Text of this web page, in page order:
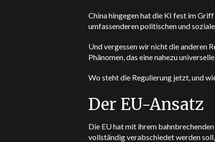
China hingegen hat die KI fest im
umfassenderen politischen und
Und vergessen wir nicht die anderen
Phänomen, das eine nahezu
Wo steht die Regulierung jetzt, und
Der EU-Ansatz
Die EU hat mit ihrem
vollständig verabschiedet werden